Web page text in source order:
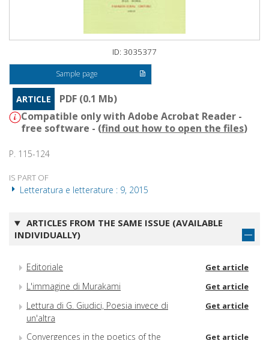
ID: 3035377
Sample page
ARTICLE
PDF (0.1 Mb)
Compatible only with Adobe Acrobat Reader -
free software - (find out how to open the files)
P. 115-124
IS PART OF
Letteratura e letterature : 9, 2015
ARTICLES FROM THE SAME ISSUE (AVAILABLE
INDIVIDUALLY)
Editoriale Get article
L'immagine di Murakami Get article
Lettura di G. Giudici, Poesia invece di
un'altra
Get article
Convergences in the poetics of the
Get article